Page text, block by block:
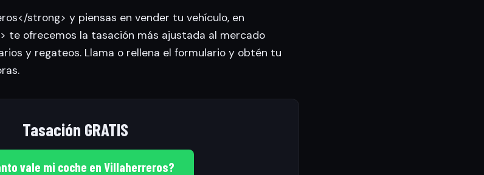
strong> y piensas en vender tu vehículo, en
te ofrecemos la tasación más ajustada al mercado
y regateos. Llama o rellena el formulario y obtén tu
Tasación GRATIS
vale mi coche en Villaherreros?